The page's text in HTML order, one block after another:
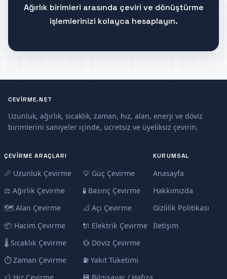
Ağırlık birimleri arasında çeviri ve dönüştürme
işlemlerinizi kolayca hesaplayın.
CEVIRME.NET
Uzunluk, ağırlık, sıcaklık, zaman, hız, alan, enerji ve döviz
birimlerini saniyeler içinde, ücretsiz ve üyeliksiz çevirin.
ÇEVIRME ARAÇLARI
📏 Uzunluk Çevirme
⚖️ Ağırlık Çevirme
🗺️ Alan Çevirme
📦 Hacim Çevirme
🌡️ Sıcaklık Çevirme
⏱️ Zaman Çevirme
💡 Güç Çevirme
🧪 Basınç Çevirme
📐 Açı Çevirme
🔌 Elektrik Çevirme
💱 Döviz Çevirme
⛽ Yakıt Tüketimi
KURUMSAL
Anasayfa
Hakkımızda
Gizlilik Politikası
İletişim